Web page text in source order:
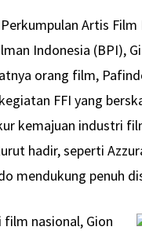
Artis
Indonesia (BPI),
orang film,
FFI yang
kemajuan industri
hadir, seperti
mendukung penuh
nasional, Gion